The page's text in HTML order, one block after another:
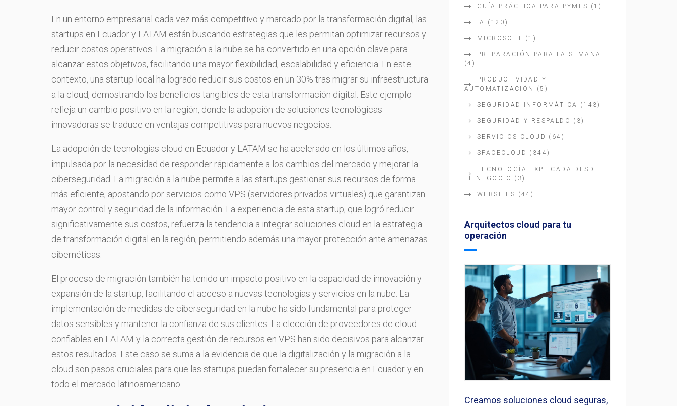
En un entorno empresarial cada vez más competitivo y marcado por la transformación digital, las
startups en Ecuador y LATAM están buscando estrategias que les permitan optimizar recursos y
reducir costos operativos. La migración a la nube se ha convertido en una opción clave para
alcanzar estos objetivos, facilitando una mayor flexibilidad, escalabilidad y eficiencia. En este
contexto, una startup local ha logrado reducir sus costos en un 30% tras migrar su infraestructura
a la cloud, demostrando los beneficios tangibles de esta transformación digital. Este ejemplo
refleja un cambio positivo en la región, donde la adopción de soluciones tecnológicas
innovadoras se traduce en ventajas competitivas para nuevos negocios.
La adopción de tecnologías cloud en Ecuador y LATAM se ha acelerado en los últimos años,
impulsada por la necesidad de responder rápidamente a los cambios del mercado y mejorar la
ciberseguridad. La migración a la nube permite a las startups gestionar sus recursos de forma
más eficiente, apostando por servicios como VPS (servidores privados virtuales) que garantizan
mayor control y seguridad de la información. La experiencia de esta startup, que logró reducir
significativamente sus costos, refuerza la tendencia a integrar soluciones cloud en la estrategia
de transformación digital en la región, permitiendo además una mayor protección ante amenazas
cibernéticas.
El proceso de migración también ha tenido un impacto positivo en la capacidad de innovación y
expansión de la startup, facilitando el acceso a nuevas tecnologías y servicios en la nube. La
implementación de medidas de ciberseguridad en la nube ha sido fundamental para proteger
datos sensibles y mantener la confianza de sus clientes. La elección de proveedores de cloud
confiables en LATAM y la correcta gestión de recursos en VPS han sido decisivos para alcanzar
estos resultados. Este caso se suma a la evidencia de que la digitalización y la migración a la
cloud son pasos cruciales para que las startups puedan fortalecer su presencia en Ecuador y en
todo el mercado latinoamericano.
GUÍA PRÁCTICA PARA PYMES (1)
IA (120)
MICROSOFT (1)
PREPARACIÓN PARA LA SEMANA
(4)
PRODUCTIVIDAD Y
AUTOMATIZACIÓN
(5)
SEGURIDAD INFORMÁTICA (143)
SEGURIDAD Y RESPALDO (3)
SERVICIOS CLOUD (64)
SPACECLOUD (344)
TECNOLOGÍA EXPLICADA DESDE
EL NEGOCIO
(3)
WEBSITES (44)
Arquitectos cloud para tu
operación
Creamos soluciones cloud seguras,